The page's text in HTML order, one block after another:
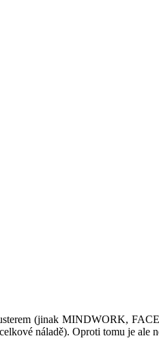
(jinak MINDWORK,
náladě). Oproti tomu je ale